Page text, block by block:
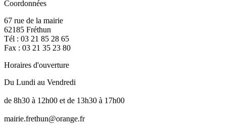
Coordonnées
67 rue de la mairie
62185 Fréthun
Tél : 03 21 85 28 65
Fax : 03 21 35 23 80
Horaires d'ouverture
Du Lundi au Vendredi
de 8h30 à 12h00 et de 13h30 à 17h00
mairie.frethun@orange.fr